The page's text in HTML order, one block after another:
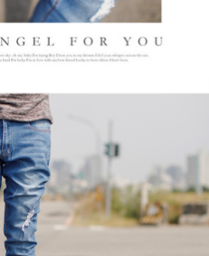
之「AFTEE先享後付」服務完成之交
下網址：
理人或監護人之同意方可使用
者引起之損失，本公司不負相關責
據個別帳號之用戶狀況，依本公司即
度不足之情形，本公司將視審查結果
資訊註冊。若發現惡意使用之情形，
戶之使用額度並採取法律行動。
)免運費